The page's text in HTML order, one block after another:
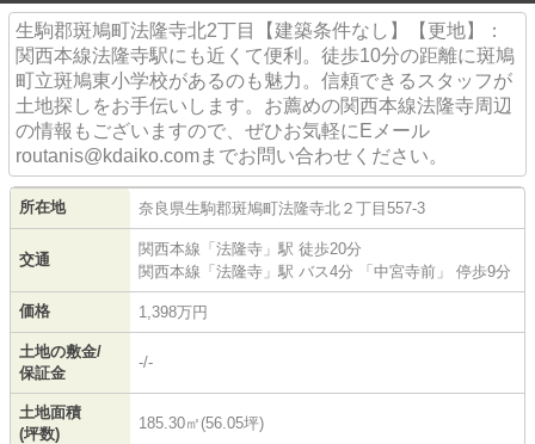
生駒郡斑鳩町法隆寺北2丁目【建築条件なし】【更地】：
関西本線法隆寺駅にも近くて便利。徒歩10分の距離に斑鳩
町立斑鳩東小学校があるのも魅力。信頼できるスタッフが
土地探しをお手伝いします。お薦めの関西本線法隆寺周辺
の情報もございますので、ぜひお気軽にEメール
routanis@kdaiko.comまでお問い合わせください。
所在地 奈良県生駒郡斑鳩町法隆寺北 ２丁目557-3
交通
関西本線 「 法隆寺 」駅 徒歩20分
関西本線 「 法隆寺 」駅 バス4分 「中宮寺前」 停歩9分
価格 1,398万円
土地の敷金/
保証金
-/-
土地面積
(坪数)
185.30㎡(56.05坪)